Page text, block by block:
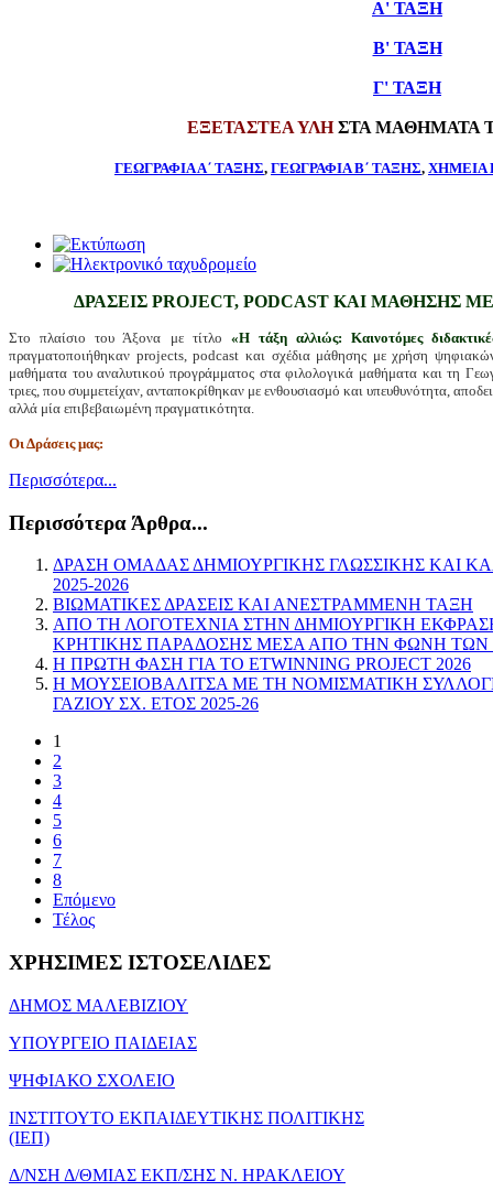
Α' ΤΑΞΗ
Β' ΤΑΞΗ
Γ' ΤΑΞΗ
ΕΞΕΤΑΣΤΕΑ ΥΛΗ ΣΤΑ ΜΑΘΗΜΑΤΑ
ΓΕΩΓΡΑΦΙΑ Α΄ ΤΑΞΗΣ, ΓΕΩΓΡΑΦΙΑ Β΄ ΤΑΞΗΣ, ΧΗΜΕΙΑ
ΔΡΑΣΕΙΣ PROJECT, PODCAST ΚΑΙ
Στο πλαίσιο του Άξονα με τίτλο «Η τάξη αλλιώς: Καινοτόμες
πραγματοποιήθηκαν projects, podcast και σχέδια μάθησης με χρήση
μαθήματα του αναλυτικού προγράμματος στα φιλολογικά μαθήματα και τη
τριες, που συμμετείχαν, ανταποκρίθηκαν με ενθουσιασμό και υπευθυνότητα,
αλλά μία επιβεβαιωμένη πραγματικότητα.
Οι Δράσεις μας:
Περισσότερα...
Περισσότερα Άρθρα...
ΔΡΑΣΗ ΟΜΑΔΑΣ ΔΗΜΙΟΥΡΓΙΚΗΣ ΓΛΩΣΣΙΚΗΣ ΚΑΙ
2025-2026
ΒΙΩΜΑΤΙΚΕΣ ΔΡΑΣΕΙΣ ΚΑΙ ΑΝΕΣΤΡΑΜΜΕΝΗ ΤΑΞΗ
ΑΠΟ ΤΗ ΛΟΓΟΤΕΧΝΙΑ ΣΤΗΝ ΔΗΜΙΟΥΡΓΙΚΗ
ΚΡΗΤΙΚΗΣ ΠΑΡΑΔΟΣΗΣ ΜΕΣΑ ΑΠΟ ΤΗΝ ΦΩΝΗ
Η ΠΡΩΤΗ ΦΑΣΗ ΓΙΑ ΤΟ ETWINNING PROJECT 2026
Η ΜΟΥΣΕΙΟΒΑΛΙΤΣΑ ΜΕ ΤΗ ΝΟΜΙΣΜΑΤΙΚΗ
ΓΑΖΙΟΥ ΣΧ. ΕΤΟΣ 2025-26
1
2
3
4
5
6
7
8
Επόμενο
Τέλος
ΧΡΗΣΙΜΕΣ ΙΣΤΟΣΕΛΙΔΕΣ
ΔΗΜΟΣ ΜΑΛΕΒΙΖΙΟΥ
ΥΠΟΥΡΓΕΙΟ ΠΑΙΔΕΙΑΣ
ΨΗΦΙΑΚΟ ΣΧΟΛΕΙΟ
ΙΝΣΤΙΤΟΥΤΟ ΕΚΠΑΙΔΕΥΤΙΚΗΣ ΠΟΛΙΤΙΚΗΣ
(ΙΕΠ)
Δ/ΝΣΗ Δ/ΘΜΙΑΣ ΕΚΠ/ΣΗΣ Ν. ΗΡΑΚΛΕΙΟΥ